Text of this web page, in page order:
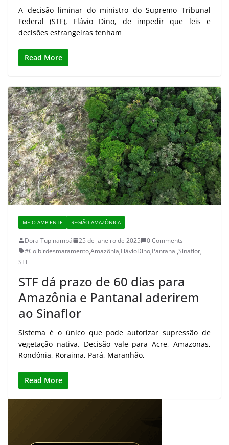
A decisão liminar do ministro do Supremo Tribunal
Federal (STF), Flávio Dino, de impedir que leis e
decisões estrangeiras tenham
Read More
MEIO AMBIENTE REGIÃO AMAZÔNICA
Dora Tupinambá 25 de janeiro de 2025
0 Comments
#Coibirdesmatamento,Amazônia,FlávioDino,Pantanal,Sinaflor,
STF
STF dá prazo de 60 dias para
Amazônia e Pantanal aderirem
ao Sinaflor
Sistema é o único que pode autorizar supressão de
vegetação nativa. Decisão vale para Acre, Amazonas,
Rondônia, Roraima, Pará, Maranhão,
Read More